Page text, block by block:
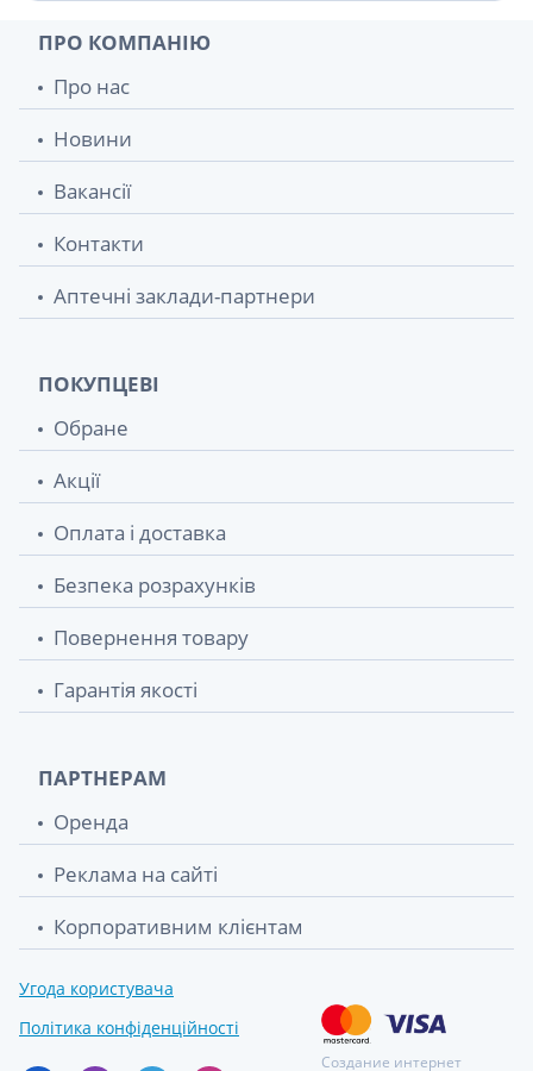
ПРО КОМПАНІЮ
Про нас
Новини
Вакансії
Контакти
Аптечні заклади-партнери
ПОКУПЦЕВІ
Обране
Акції
Оплата і доставка
Безпека розрахунків
Повернення товару
Гарантія якості
ПАРТНЕРАМ
Оренда
Реклама на сайті
Корпоративним клієнтам
Угода користувача
Політика конфіденційності
Создание интернет